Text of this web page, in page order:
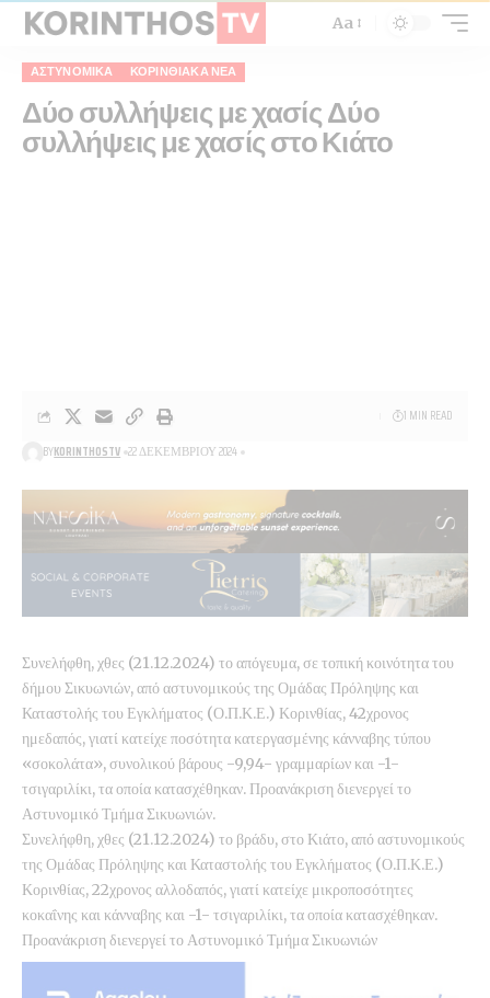
Aa
ΑΣΤΥΝΟΜΙΚΆ ΚΟΡΙΝΘΙΑΚΆ ΝΈΑ
Δύο συλλήψεις με χασίς Δύο
συλλήψεις με χασίς στο Κιάτο
BYKORINTHOSTV 22 ΔΕΚΕΜΒΡΊΟΥ 2024
1 MIN READ
Συνελήφθη, χθες (21.12.2024) το απόγευμα, σε τοπική κοινότητα του
δήμου Σικυωνιών, από αστυνομικούς της Ομάδας Πρόληψης και
Καταστολής του Εγκλήματος (Ο.Π.Κ.Ε.) Κορινθίας, 42χρονος
ημεδαπός, γιατί κατείχε ποσότητα κατεργασμένης κάνναβης τύπου
«σοκολάτα», συνολικού βάρους -9,94- γραμμαρίων και -1-
τσιγαριλίκι, τα οποία κατασχέθηκαν. Προανάκριση διενεργεί το
Αστυνομικό Τμήμα Σικυωνιών.
Συνελήφθη, χθες (21.12.2024) το βράδυ, στο Κιάτο, από αστυνομικούς
της Ομάδας Πρόληψης και Καταστολής του Εγκλήματος (Ο.Π.Κ.Ε.)
Κορινθίας, 22χρονος αλλοδαπός, γιατί κατείχε μικροποσότητες
κοκαΐνης και κάνναβης και -1- τσιγαριλίκι, τα οποία κατασχέθηκαν.
Προανάκριση διενεργεί το Αστυνομικό Τμήμα Σικυωνιών